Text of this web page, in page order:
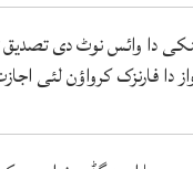
دا وائس نوٹ دی
دا فارنزک کرواؤن لئی